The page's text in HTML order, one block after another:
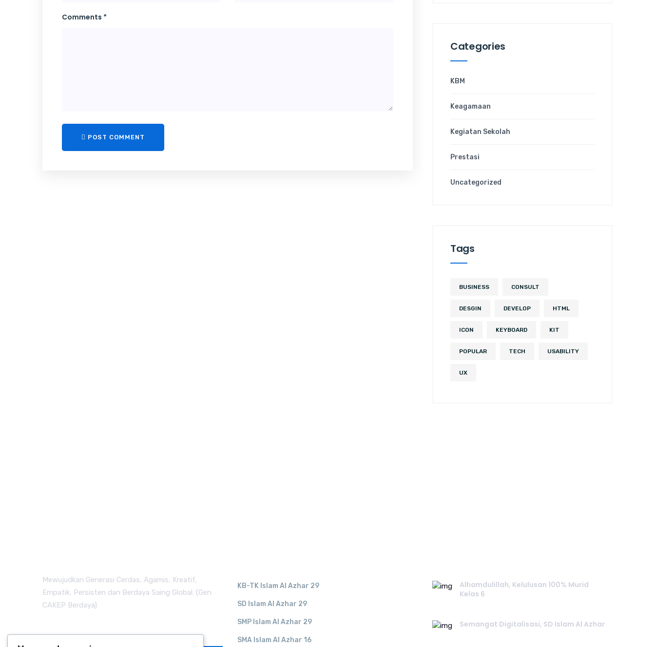
Comments *
POST COMMENT
Categories
KBM
Keagamaan
Kegiatan Sekolah
Prestasi
Uncategorized
Tags
BUSINESS CONSULT
DESGIN DEVELOP HTML
ICON KEYBOARD KIT
POPULAR TECH USABILITY
UX
Mewujudkan Generasi Cerdas, Agamis, Kreatif,
Empatik, Persisten dan Berdaya Saing Global. (Gen
CAKEP Berdaya)
Subscribe
KB-TK Islam Al Azhar 29
SD Islam Al Azhar 29
SMP Islam Al Azhar 29
SMA Islam Al Azhar 16
Alhamdulillah, Kelulusan 100% Murid
Kelas 6
Semangat Digitalisasi, SD Islam Al Azhar